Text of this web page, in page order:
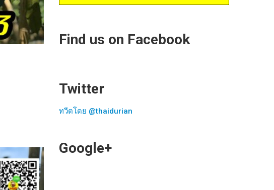
Find us on Facebook
Twitter
ทวีตโดย @thaidurian
Google+